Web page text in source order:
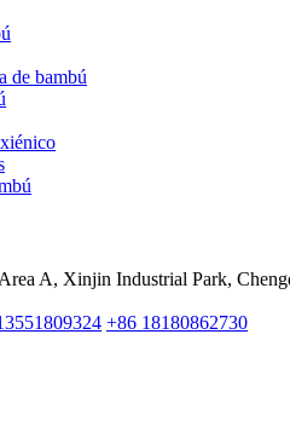
de bambú
A, Xinjin Industrial Park,
+86 18180862730